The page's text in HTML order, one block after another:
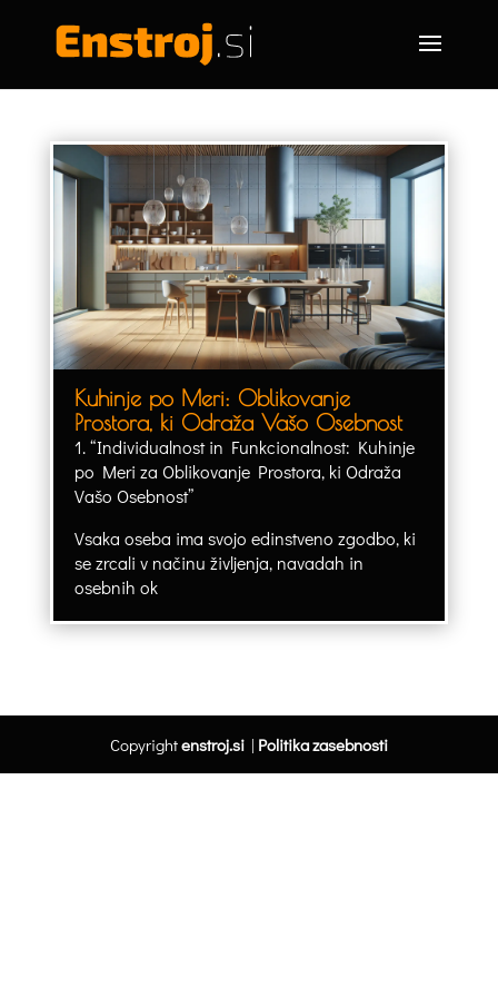
Kuhinje po Meri: Oblikovanje
Prostora, ki Odraža Vašo Osebnost
1. “Individualnost in Funkcionalnost: Kuhinje
po Meri za Oblikovanje Prostora, ki Odraža
Vašo Osebnost”
Vsaka oseba ima svojo edinstveno zgodbo, ki
se zrcali v načinu življenja, navadah in
osebnih ok
Copyrightenstroj.si| Politika zasebnosti